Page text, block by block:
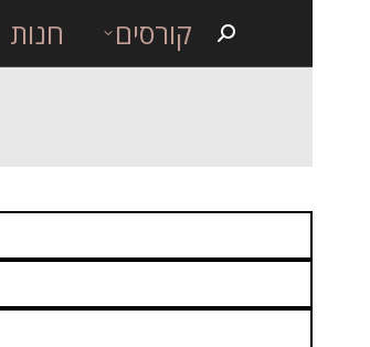
קורסים חנות Search: